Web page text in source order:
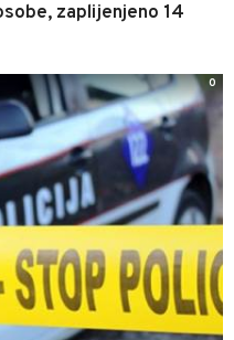
zaplijenjeno 14
0